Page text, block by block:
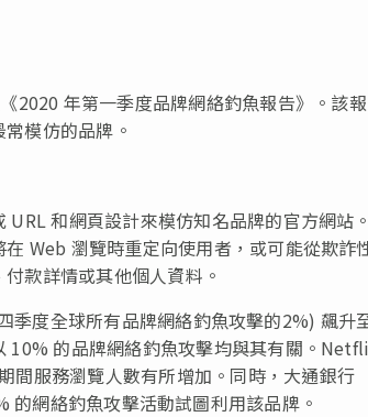
2020 年第一季度品牌網絡釣魚報告》。該
模仿的品牌。
和網頁設計來模仿知名品牌的官方網站
Web 瀏覽時重定向使用者，或可能從欺詐
款詳情或其他個人資料。
季度全球所有品牌網絡釣魚攻擊的2%) 飆升
10% 的品牌網絡釣魚攻擊均與其有關。
間服務瀏覽人數有所增加。同時，大通銀行
網絡釣魚攻擊活動試圖利用該品牌。